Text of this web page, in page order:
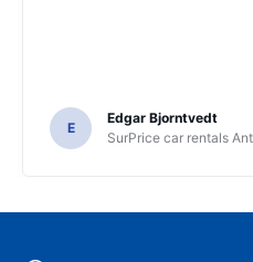
E
Edgar Bjorntvedt
SurPrice car rentals